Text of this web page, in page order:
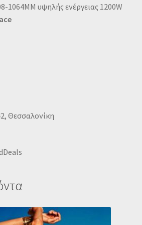
1064MM υψηλής ενέργειας 1200W
Θεσσαλονίκη